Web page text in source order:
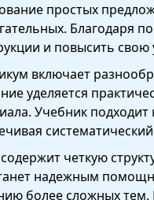
простых
Благодаря
и повысить свою
включает
уделяется
Учебник подходит
четкую
надежным
более сложных